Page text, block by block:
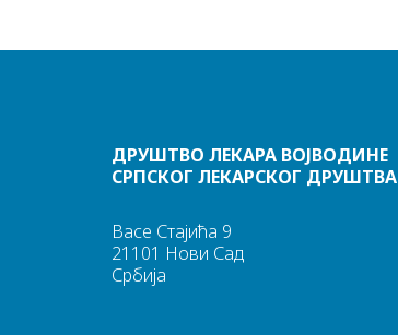
ДРУШТВО ЛЕКАРА ВОЈВОДИНЕ
СРПСКОГ ЛЕКАРСКОГ ДРУШТВА
Васе Стајића 9
21101 Нови Сад
Србија